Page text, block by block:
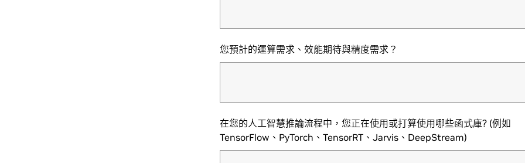
您預計的運算需求、效能期待與精度需求？
在您的人工智慧推論流程中，您正在使用或打算使用哪些函式庫? (例如
TensorFlow、PyTorch、TensorRT、Jarvis、DeepStream)